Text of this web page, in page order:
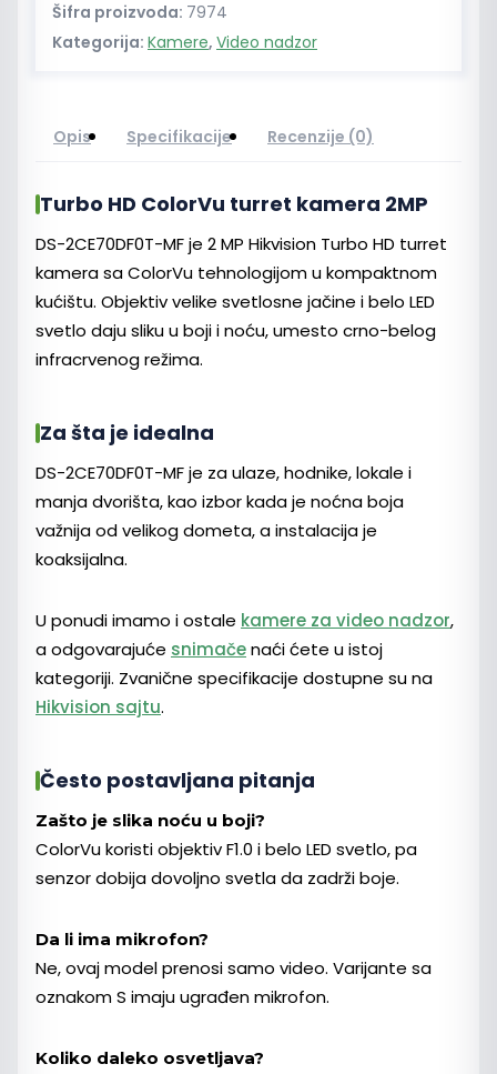
Šifra proizvoda: 7974
Kategorija: Kamere, Video nadzor
Opis Specifikacije Recenzije (0)
Turbo HD ColorVu turret kamera 2MP
DS-2CE70DF0T-MF je 2 MP Hikvision Turbo HD turret
kamera sa ColorVu tehnologijom u kompaktnom
kućištu. Objektiv velike svetlosne jačine i belo LED
svetlo daju sliku u boji i noću, umesto crno-belog
infracrvenog režima.
Za šta je idealna
DS-2CE70DF0T-MF je za ulaze, hodnike, lokale i
manja dvorišta, kao izbor kada je noćna boja
važnija od velikog dometa, a instalacija je
koaksijalna.
U ponudi imamo i ostale kamere za video nadzor,
a odgovarajuće snimačenaći ćete u istoj
kategoriji. Zvanične specifikacije dostupne su na
Hikvision sajtu.
Često postavljana pitanja
Zašto je slika noću u boji?
ColorVu koristi objektiv F1.0 i belo LED svetlo, pa
senzor dobija dovoljno svetla da zadrži boje.
Da li ima mikrofon?
Ne, ovaj model prenosi samo video. Varijante sa
oznakom S imaju ugrađen mikrofon.
Koliko daleko osvetljava?